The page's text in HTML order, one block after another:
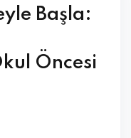
Başla:
Öncesi